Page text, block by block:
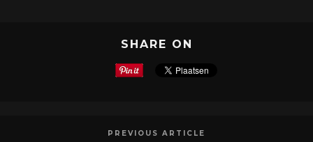
SHARE ON
PREVIOUS ARTICLE